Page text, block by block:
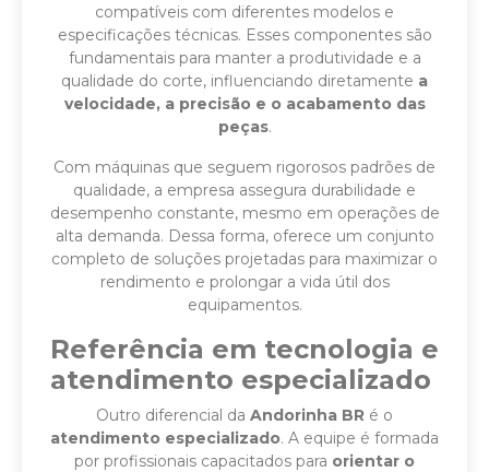
compatíveis com diferentes modelos e
especificações técnicas. Esses componentes são
fundamentais para manter a produtividade e a
qualidade do corte, influenciando diretamente a
velocidade, a precisão e o acabamento das
peças.
Com máquinas que seguem rigorosos padrões de
qualidade, a empresa assegura durabilidade e
desempenho constante, mesmo em operações de
alta demanda. Dessa forma, oferece um conjunto
completo de soluções projetadas para maximizar o
rendimento e prolongar a vida útil dos
equipamentos.
Referência em tecnologia e
atendimento especializado
Outro diferencial da Andorinha BR é o
atendimento especializado. A equipe é formada
por profissionais capacitados para orientar o